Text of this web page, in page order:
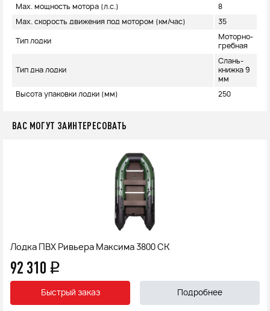
Max. мощность мотора (л.с.) 8
Max. скорость движения под мотором (км/час) 35
Тип лодки
Моторно-
гребная
Тип дна лодки
Слань-
книжка 9
мм
Высота упаковки лодки (мм) 250
ВАС МОГУТ ЗАИНТЕРЕСОВАТЬ
Лодка ПВХ Ривьера Максима 3800 СК
92 310 q
Быстрый заказ Подробнее